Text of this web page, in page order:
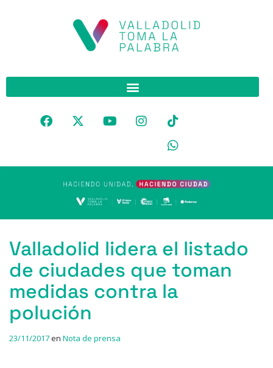
Valladolid lidera el listado
de ciudades que toman
medidas contra la
polución
23/11/2017en Nota de prensa